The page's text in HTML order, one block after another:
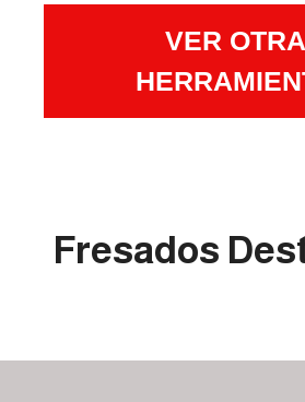
VER
Fresados